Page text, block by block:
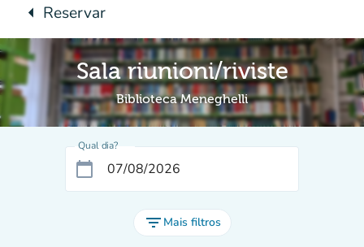
arrow_leftVoltar para:
Reservar
Sala riunioni/riviste
Biblioteca Meneghelli
Qual dia?
calendar_today
filter_list Mais filtros